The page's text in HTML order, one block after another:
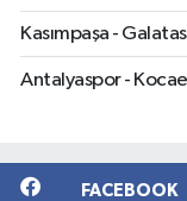
Kasımpaşa -
Antalyaspor -
FACEBOOK